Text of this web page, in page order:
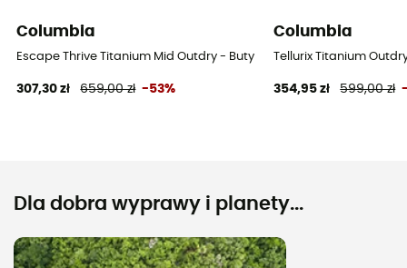
Columbia
Escape Thrive Titanium Mid Outdry - Buty turystyczne meskie
307,30 zł 659,00 zł -53%
Columbia
Tellurix Titanium
354,95 zł 599,00 zł
Dla dobra wyprawy i planety...